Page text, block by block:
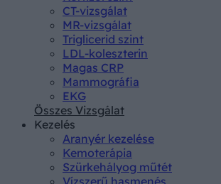
CT-vizsgálat
MR-vizsgálat
Triglicerid szint
LDL-koleszterin
Magas CRP
Mammográfia
EKG
Összes Vizsgálat
Kezelés
Aranyér kezelése
Kemoterápia
Szürkehályog műtét
Vízszerű hasmenés